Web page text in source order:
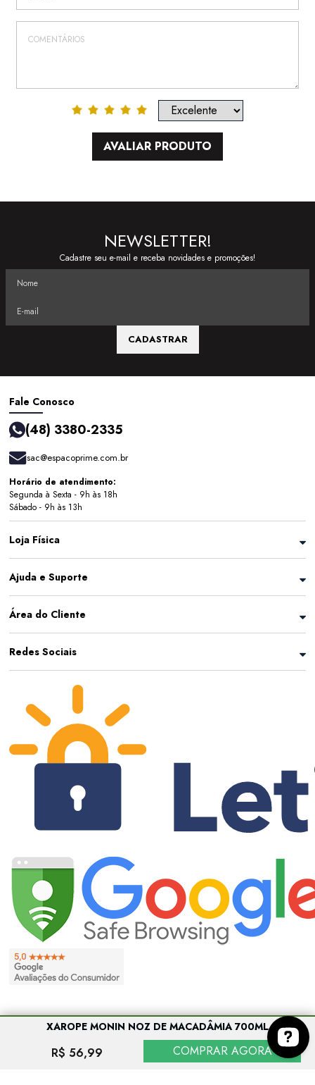
AVALIAR PRODUTO
XAROPE MONIN NOZ DE MACADÂMIA 700ML
R$ 56,99 COMPRAR AGORA
NEWSLETTER!
Cadastre seu e-mail e receba novidades e promoções!
CADASTRAR
Fale Conosco
(48) 3380-2335
sac@espacoprime.com.br
Horário de atendimento:
Segunda à Sexta - 9h às 18h
Sábado - 9h às 13h
Loja Física
Ajuda e Suporte
Área do Cliente
Redes Sociais